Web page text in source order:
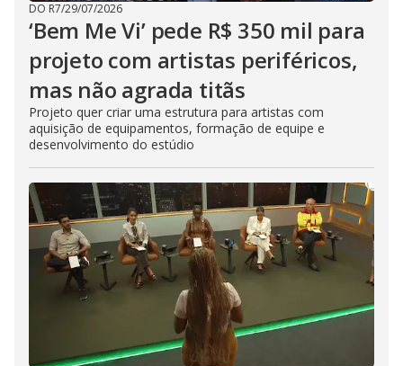
DO R7/29/07/2026
‘Bem Me Vi’ pede R$ 350 mil para
projeto com artistas periféricos,
mas não agrada titãs
Projeto quer criar uma estrutura para artistas com
aquisição de equipamentos, formação de equipe e
desenvolvimento do estúdio